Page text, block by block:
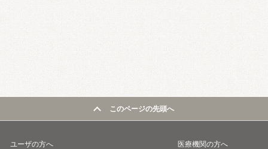
このページの先頭へ
ユーザの方へ 医療機関の方へ